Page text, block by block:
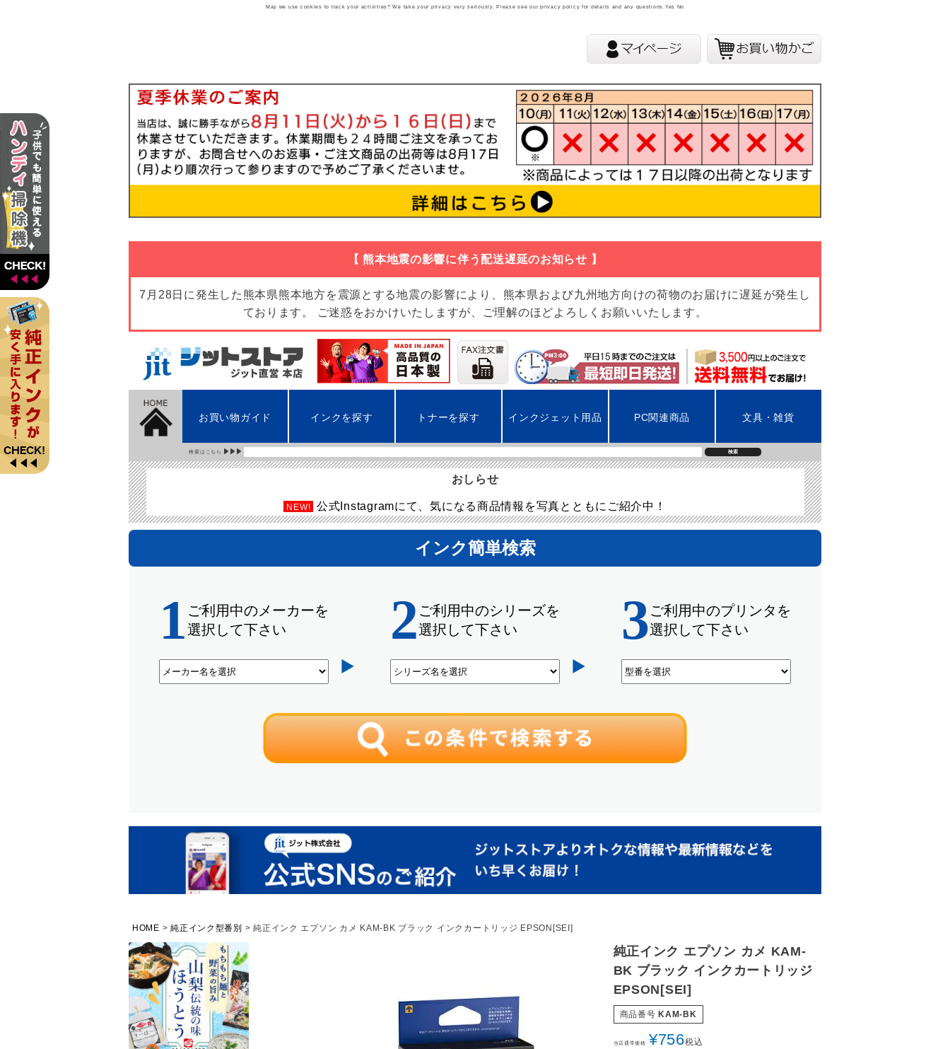
【 熊本地震の影響に伴う配送遅延のお知らせ 】
7月28日に発生した熊本県熊本地方を震源とする地震の影響により、熊本県および九州地方向けの荷物のお届けに遅延が発生し
ております。 ご迷惑をおかけいたしますが、ご理解のほどよろしくお願いいたします。
お買い物ガイド インクを探す トナーを探す インクジェット用品 PC関連商品 文具・雑貨
検索はこちら 検索
おしらせ
NEW! 公式Instagramにて、気になる商品情報を写真とともにご紹介中！
HOME 純正インク型番別 純正インク エプソン カメ KAM-BK ブラック インクカートリッジ EPSON[SEI]
純正インク エプソン カメ KAM-
BK ブラック インクカートリッジ
EPSON[SEI]
商品番号 KAM-BK
当店通常価格 ¥756税込
May we use cookies to track your activities? We take your privacy very seriously. Please see our privacy policy for details and any questions.Yes No